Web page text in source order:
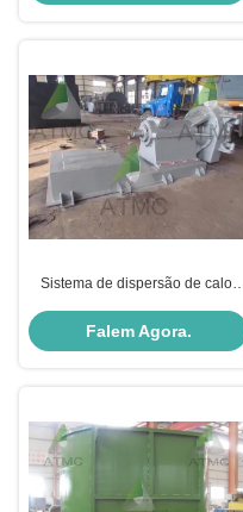
Sistema de dispersão de calor
pulpa de papel
Falem Agora.